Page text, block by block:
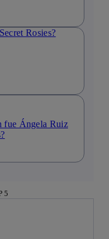
Rosies?
fue Ángela Ruiz
5